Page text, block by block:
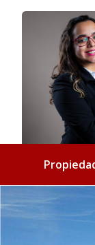
Villa de 5